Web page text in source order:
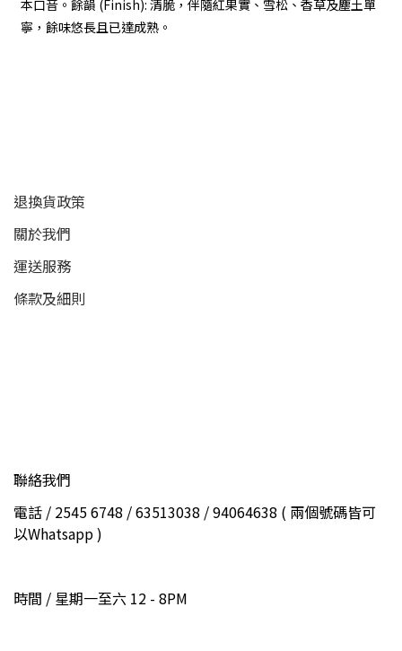
本口音。餘韻 (Finish): 清脆，伴隨紅果實、雪松、香草及塵土單
寧，餘味悠長且已達成熟。
退換貨政策
關於我們
運送服務
條款及細則
聯絡我們
電話 / 2545 6748 / 63513038 / 94064638 ( 兩個號碼皆可
以Whatsapp )
時間 / 星期一至六 12 - 8PM